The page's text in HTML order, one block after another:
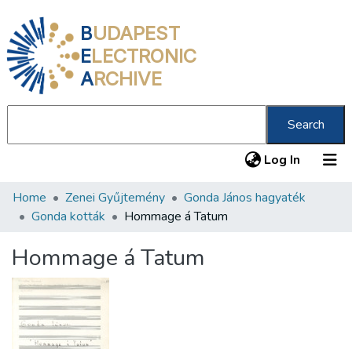
BUDAPEST
ELECTRONIC
ARCHIVE
Search
Log In (current)
Communities & Collections
Statistics
About us
Home Zenei Gyűjtemény
Gonda János hagyaték
Gonda kották
Hommage á Tatum
Hommage á Tatum